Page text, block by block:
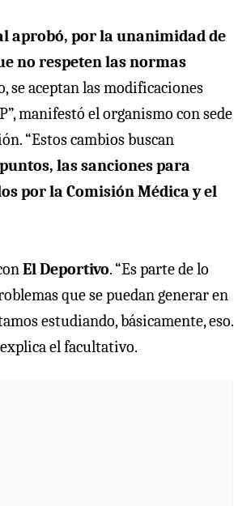
aprobó, por la unanimidad de
no respeten las normas
se aceptan las modificaciones
manifestó el organismo con sede
“Estos cambios buscan
las sanciones para
por la Comisión Médica y el
El Deportivo. “Es parte de lo
que se puedan generar en
estudiando, básicamente, eso.
el facultativo.